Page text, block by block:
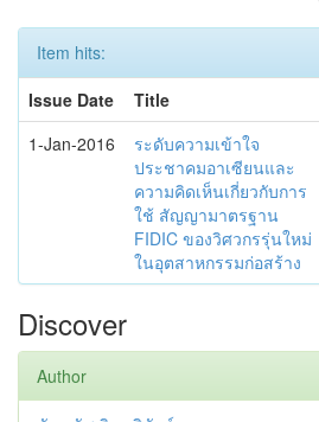
Item hits:
Issue Date
Title
1-Jan-2016
ระดับความเข้าใจ
ประชาคมอาเซียนและ
ความคิดเห็นเกี่ยวกับการ
ใช้ สัญญามาตรฐาน
FIDIC ของวิศวกรรุ่นใหม่
ในอุตสาหกรรมก่อสร้าง
Discover
Author